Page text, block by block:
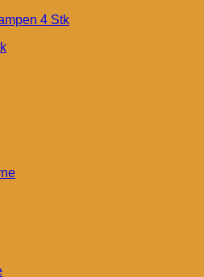
4 Stk